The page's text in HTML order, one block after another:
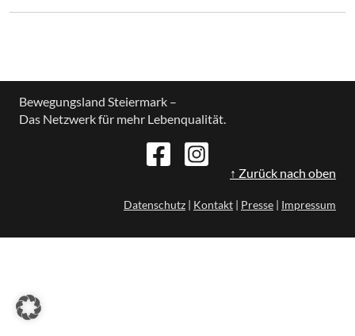
Bewegungsland Steiermark –
Das Netzwerk für mehr Lebenqualität.
↑ Zurück nach oben
Datenschutz | Kontakt | Presse | Impressum